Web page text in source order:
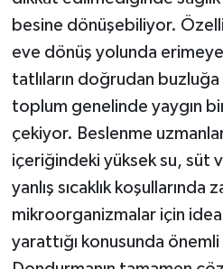
besine dönüşebiliyor.
eve dönüş yolunda
tatlıların doğrudan buzluğa
toplum genelinde yaygın
çekiyor. Beslenme
içeriğindeki yüksek su, süt
yanlış sıcaklık koşullarında
mikroorganizmalar için
yarattığı konusunda